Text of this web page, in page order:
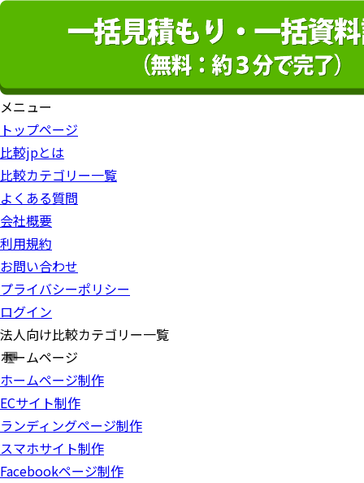
メニュー
トップページ
比較jpとは
比較カテゴリー一覧
よくある質問
会社概要
利用規約
お問い合わせ
プライバシーポリシー
ログイン
法人向け比較カテゴリー一覧
ホームページ
ホームページ制作
ECサイト制作
ランディングページ制作
スマホサイト制作
Facebookページ制作